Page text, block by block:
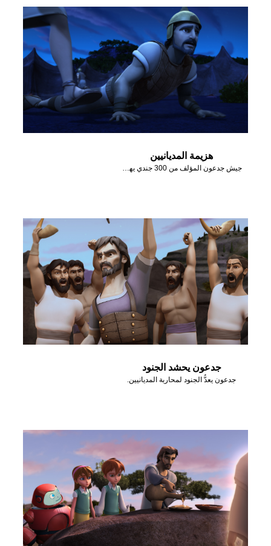
هزيمة المديانيين
جيش جدعون المؤلف من 300 جندي يهزم المديانيين بمساعدة الله.
جدعون يحشد الجنود
جدعون يعدُّ الجنود لمحاربة المديانيين.